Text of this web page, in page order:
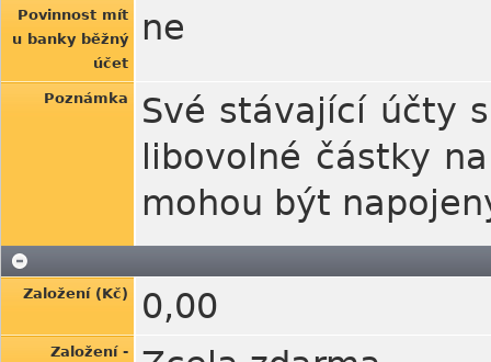
Povinnost mít
u banky běžný
účet
ne
Poznámka
Své stávající účty
libovolné částky
mohou být
Založení (Kč) 0,00
Založení -